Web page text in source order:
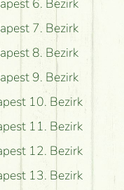
7. Bezirk
8. Bezirk
9. Bezirk
10. Bezirk
11. Bezirk
12. Bezirk
13. Bezirk